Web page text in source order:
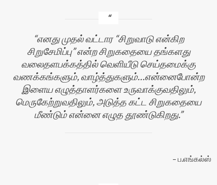
எனது முதல் வட்டார “சிறுவாடு என்கிற
சிறுசேமிப்பு” என்ற சிறுகதையை தங்களது
வலைதளபக்கத்தில் வெளியீடு செய்தமைக்கு
வணக்கங்களும், வாழ்த்துகளும்…என்னைபோன்ற
இளைய எழுத்தாளர்களை உருவாக்குவதிலும்,
மெருகேற்றுவதிலும், அடுத்த கட்ட சிறுகதையை
மீண்டும் என்னை எழுத தூண்டுகிறது.
ப.எங்கல்ஸ்